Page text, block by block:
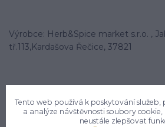
Výrobce: Herb&Spice market s.r.o. ,
tř.113,Kardašova Řečice, 37821
Tento web používá k poskytování služeb,
a analýze návštěvnosti soubory
neustále zlepšovat